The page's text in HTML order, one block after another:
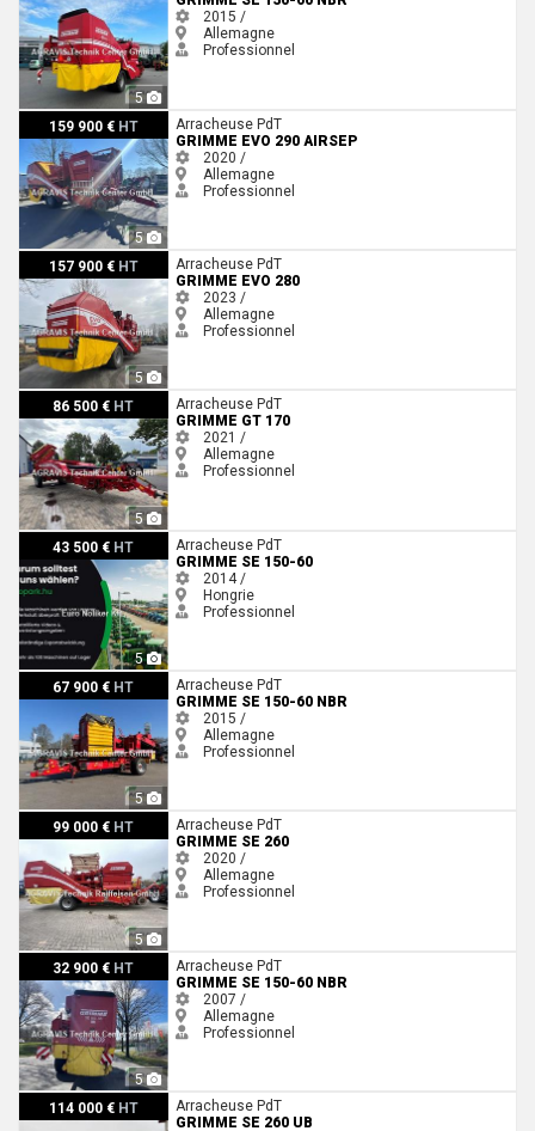
5
2015 /
Allemagne
Professionnel
159 900 € HT
5
Grimme EVO 290 Airsep Arracheuse PdT
GRIMME EVO 290 AIRSEP
2020 /
Allemagne
Professionnel
157 900 € HT
5
Grimme EVO 280
Arracheuse PdT
GRIMME EVO 280
2023 /
Allemagne
Professionnel
86 500 € HT
5
Grimme GT 170
Arracheuse PdT
GRIMME GT 170
2021 /
Allemagne
Professionnel
43 500 € HT
5
Grimme SE 150-60
Arracheuse PdT
GRIMME SE 150-60
2014 /
Hongrie
Professionnel
67 900 € HT
5
Grimme SE 150-60 NBR
Arracheuse PdT
GRIMME SE 150-60 NBR
2015 /
Allemagne
Professionnel
99 000 € HT
5
Grimme SE 260
Arracheuse PdT
GRIMME SE 260
2020 /
Allemagne
Professionnel
32 900 € HT
5
Grimme SE 150-60 NBR
Arracheuse PdT
GRIMME SE 150-60 NBR
2007 /
Allemagne
Professionnel
114 000 € HT
Grimme SE 260 UB
Arracheuse PdT
GRIMME SE 260 UB